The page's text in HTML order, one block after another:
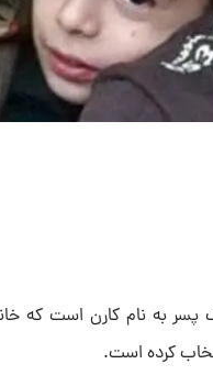
به نام کارن است که خانم
کرده است.